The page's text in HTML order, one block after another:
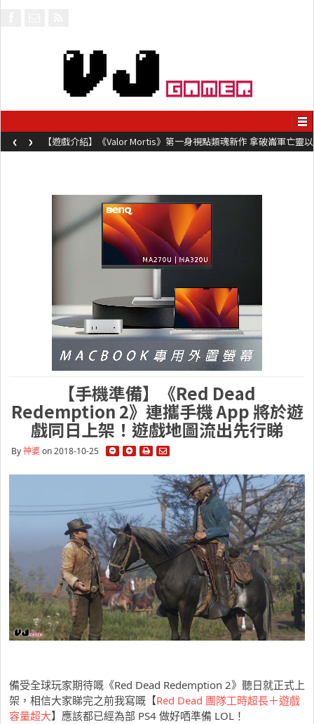
【遊戲介紹】《Valor Mortis》第一身視點類魂新作 拿破崙軍亡靈以
槍械劍與魔法殺敵
‹ ›
【手機準備】《Red Dead
Redemption 2》連攜手機 App 將於遊
戲同日上架！遊戲地圖流出先行睇
By神婆on 2018-10-25
備受全球玩家期待嘅《Red Dead Redemption 2》聽日就正式上
架，相信大家睇完之前我寫嘅【Red Dead 團隊工時超長＋遊戲
容量超大】應該都已經為部 PS4 做好哂準備 LOL！